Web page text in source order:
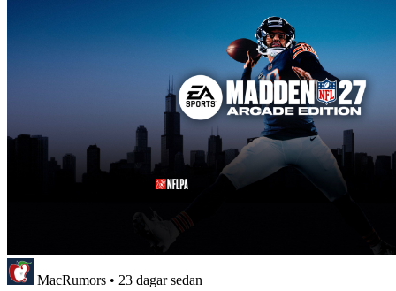
MacRumors • 23 dagar sedan